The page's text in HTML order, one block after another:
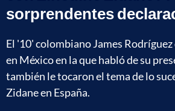
sorprendentes
El '10' colombiano James
en México en la que habló de su
también le tocaron el tema de lo
Zidane en España.